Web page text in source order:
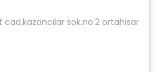
sok.no:2 ortahisar